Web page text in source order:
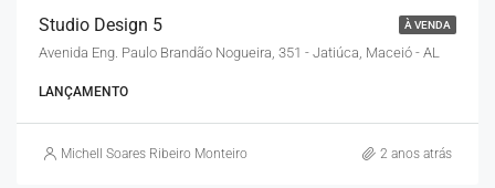
À VENDA
Studio Design 5
Avenida Eng. Paulo Brandão Nogueira, 351 - Jatiúca, Maceió - AL
LANÇAMENTO
Michell Soares Ribeiro Monteiro 2 anos atrás